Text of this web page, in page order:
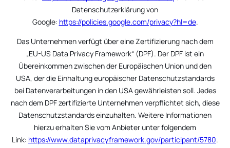
Datenschutzerklärung von
Google: https://policies.google.com/privacy?hl=de.
Das Unternehmen verfügt über eine Zertifizierung nach dem
„EU-US Data Privacy Framework“ (DPF). Der DPF ist ein
Übereinkommen zwischen der Europäischen Union und den
USA, der die Einhaltung europäischer Datenschutzstandards
bei Datenverarbeitungen in den USA gewährleisten soll. Jedes
nach dem DPF zertifizierte Unternehmen verpflichtet sich, diese
Datenschutzstandards einzuhalten. Weitere Informationen
hierzu erhalten Sie vom Anbieter unter folgendem
Link: https://www.dataprivacyframework.gov/participant/5780.